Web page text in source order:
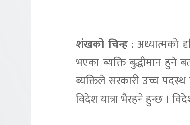
शंखको चिन्ह: अध्यात्मको
भएका ब्यक्ति बुद्धीमान हुने
ब्यक्तिले सरकारी उच्च
विदेश यात्रा भैरहने हुन्छ ।